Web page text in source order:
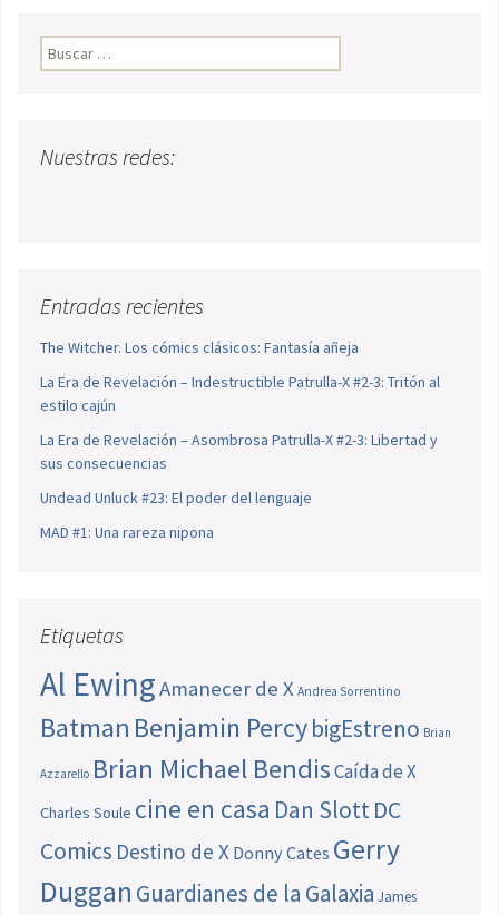
Buscar:
Nuestras redes:
Entradas recientes
The Witcher. Los cómics clásicos: Fantasía añeja
La Era de Revelación – Indestructible Patrulla-X #2-3: Tritón al
estilo cajún
La Era de Revelación – Asombrosa Patrulla-X #2-3: Libertad y
sus consecuencias
Undead Unluck #23: El poder del lenguaje
MAD #1: Una rareza nipona
Etiquetas
Al EwingAmanecer de X Andrea Sorrentino
Batman Benjamin PercybigEstreno Brian
Azzarello Brian Michael BendisCaída de X
Charles Soule cine en casa Dan SlottDC
Comics Destino de X Donny Cates Gerry
Duggan Guardianes de la Galaxia James